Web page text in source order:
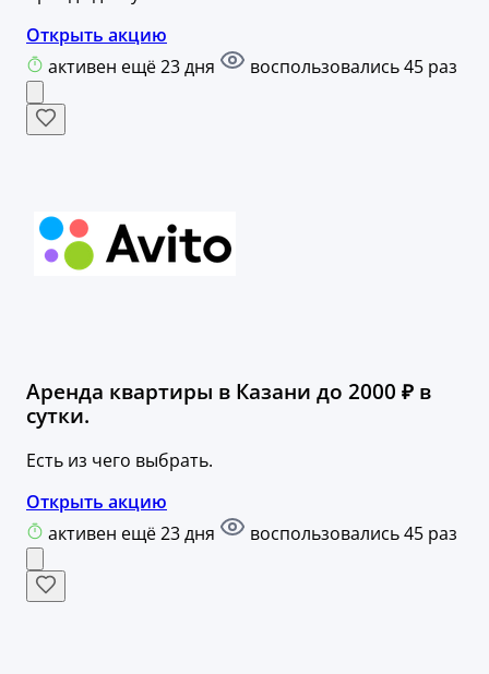
Открыть акцию
активен ещё 23 дня
воспользовались 45 раз
Аренда квартиры в Казани до 2000 ₽ в
сутки.
Есть из чего выбрать.
Открыть акцию
активен ещё 23 дня
воспользовались 45 раз